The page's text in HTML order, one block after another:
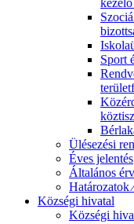
Sport
Ülésezési
Éves jelentés
Általános
Határozatok
Községi hivatal
Községi